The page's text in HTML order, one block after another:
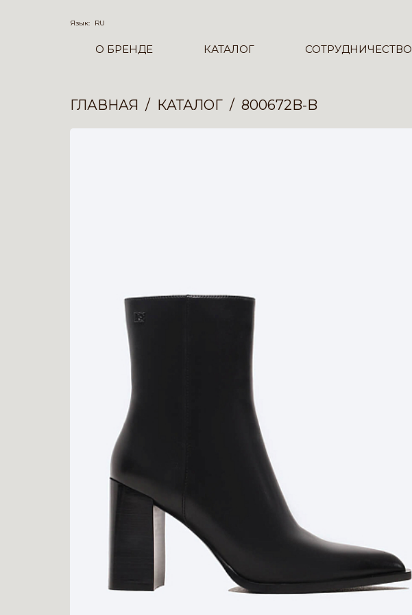
Язык: RU
О БРЕНДЕ КАТАЛОГ СОТРУДНИЧЕСТВО
ГЛАВНАЯ КАТАЛОГ 800672B-B